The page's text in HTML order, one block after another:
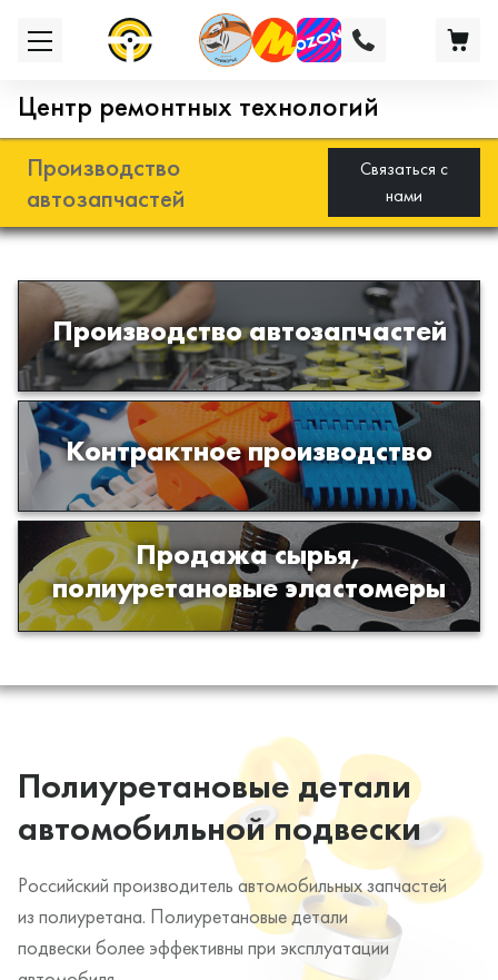
Центр ремонтных технологий
Производство
автозапчастей
Связаться с
нами
Производство автозапчастей
Разработка и производство деталей
из эластомеров для подвески
автомобиля
Контрактное производство
Производство изделий из пластиков
и полимеров по образцам либо
чертежам заказчика
Продажа сырья,
полиуретановые эластомеры
Продажа сырья для производства
изделий из полиуретана
Полиуретановые детали
автомобильной подвески
Российский производитель автомобильных запчастей
из полиуретана. Полиуретановые детали
подвески более эффективны при эксплуатации